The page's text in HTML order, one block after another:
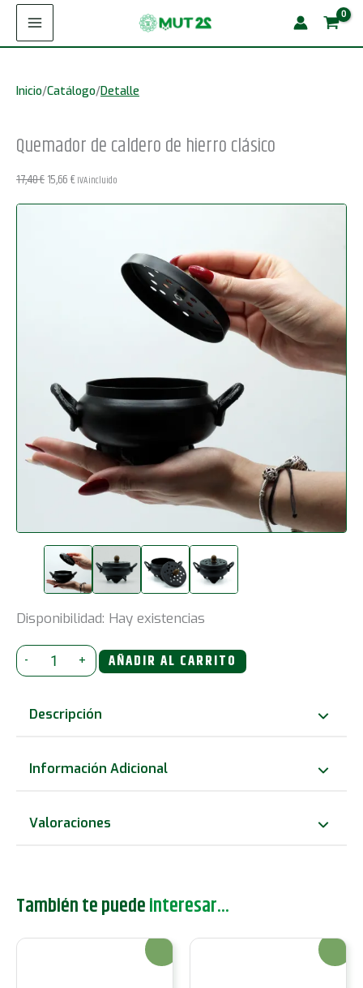
Inicio/Catálogo/Detalle
Quemador de caldero de hierro clásico
17,40€El
precio
15,66€El
precio
IVA incluido
¡Oferta!
Disponibilidad: Hay existencias
-
Quemador
de
caldero
+ AÑADIR AL CARRITO
Descripción
Información Adicional
Valoraciones
También te puedeinteresar...
¡Oferta! ¡Oferta!
caldero
de
clásico